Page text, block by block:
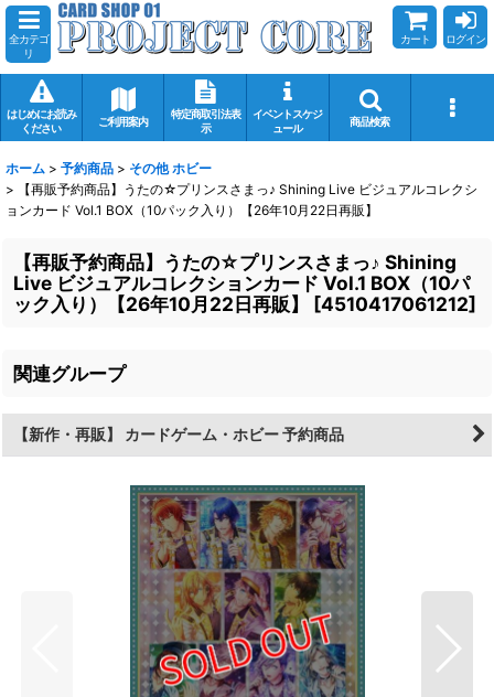
全カテゴ
リ
カート ログイン
はじめにお読み
ください
ご利用案内
特定商取引法表
示
イベントスケジ
ュール
商品検索
ホーム > 予約商品 > その他 ホビー
>
【再販予約商品】うたの☆プリンスさまっ♪ Shining Live ビジュアルコレクシ
ョンカード Vol.1 BOX（10パック入り）【26年10月22日再販】
【再販予約商品】うたの☆プリンスさまっ♪ Shining
Live ビジュアルコレクションカード Vol.1 BOX（10パ
ック入り）【26年10月22日再販】
[4510417061212]
関連グループ
【新作・再販】 カードゲーム・ホビー 予約商品